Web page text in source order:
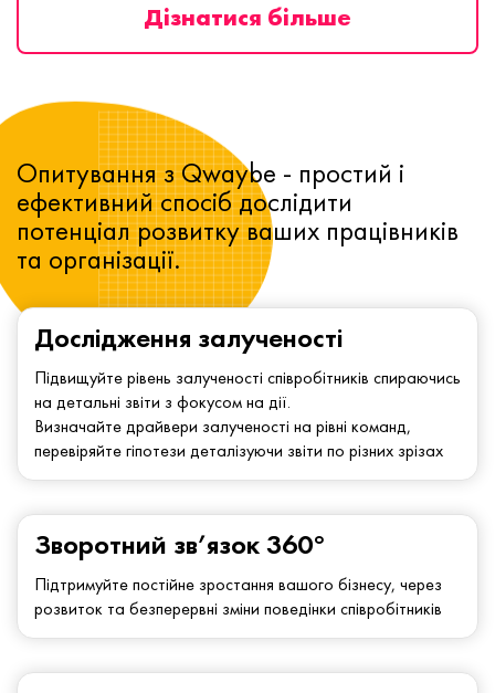
Дізнатися більше
Дослідження залученості
Підвищуйте рівень залученості співробітників спираючись
на детальні звіти з фокусом на дії.
Визначайте драйвери залученості на рівні команд,
перевіряйте гіпотези деталізуючи звіти по різних зрізах
Зворотний зв’язок 360°
Підтримуйте постійне зростання вашого бізнесу, через
розвиток та безперервні зміни поведінки співробітників
Опитування з Qwaybe - простий і
ефективний спосіб дослідити
потенціал розвитку ваших працівників
та організації.